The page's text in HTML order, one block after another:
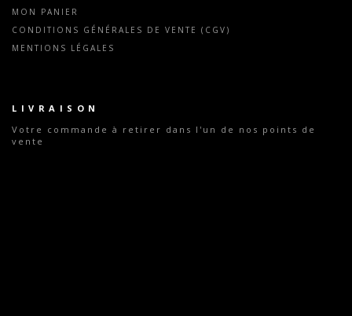
MON PANIER
CONDITIONS GÉNÉRALES DE VENTE (CGV)
MENTIONS LÉGALES
LIVRAISON
Votre commande à retirer dans l'un de nos points de
vente